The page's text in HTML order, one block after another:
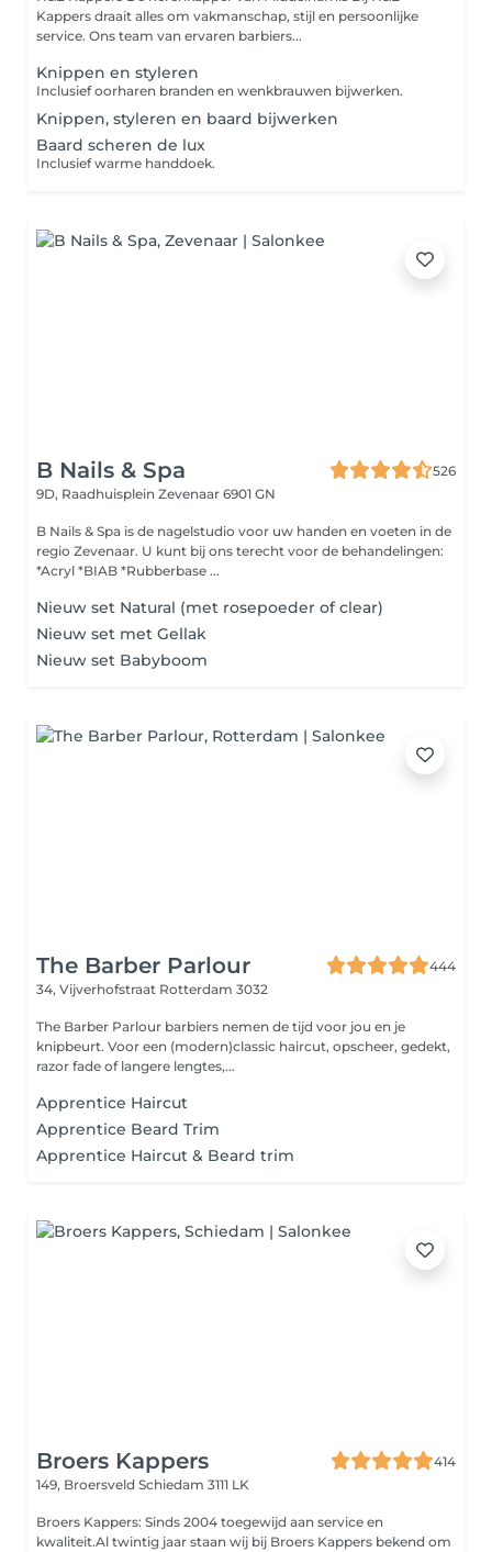
Kappers draait alles om vakmanschap, stijl en persoonlijke
service. Ons team van ervaren barbiers...
Knippen en styleren
Inclusief oorharen branden en wenkbrauwen bijwerken.
Knippen, styleren en baard bijwerken
Baard scheren de lux
Inclusief warme handdoek.
B Nails & Spa
526
9D, Raadhuisplein Zevenaar 6901 GN
B Nails & Spa is de nagelstudio voor uw handen en voeten in de
regio Zevenaar. U kunt bij ons terecht voor de behandelingen:
*Acryl *BIAB *Rubberbase ...
Nieuw set Natural (met rosepoeder of clear)
Nieuw set met Gellak
Nieuw set Babyboom
The Barber Parlour
444
34, Vijverhofstraat Rotterdam 3032
The Barber Parlour barbiers nemen de tijd voor jou en je
knipbeurt. Voor een (modern)classic haircut, opscheer, gedekt,
razor fade of langere lengtes,...
Apprentice Haircut
Apprentice Beard Trim
Apprentice Haircut & Beard trim
Broers Kappers
414
149, Broersveld Schiedam 3111 LK
Broers Kappers: Sinds 2004 toegewijd aan service en
kwaliteit.Al twintig jaar staan wij bij Broers Kappers bekend om